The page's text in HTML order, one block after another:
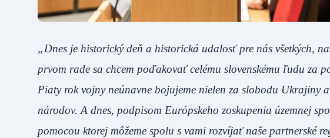
„Dnes je historický deň a historická udalosť pre nás všetkých,
prvom rade sa chcem poďakovať celému slovenskému ľudu za
Piaty rok vojny neúnavne bojujeme nielen za slobodu Ukrajiny
národov. A dnes, podpisom Európskeho zoskupenia územnej
pomocou ktorej môžeme spolu s vami rozvíjať naše partnerské